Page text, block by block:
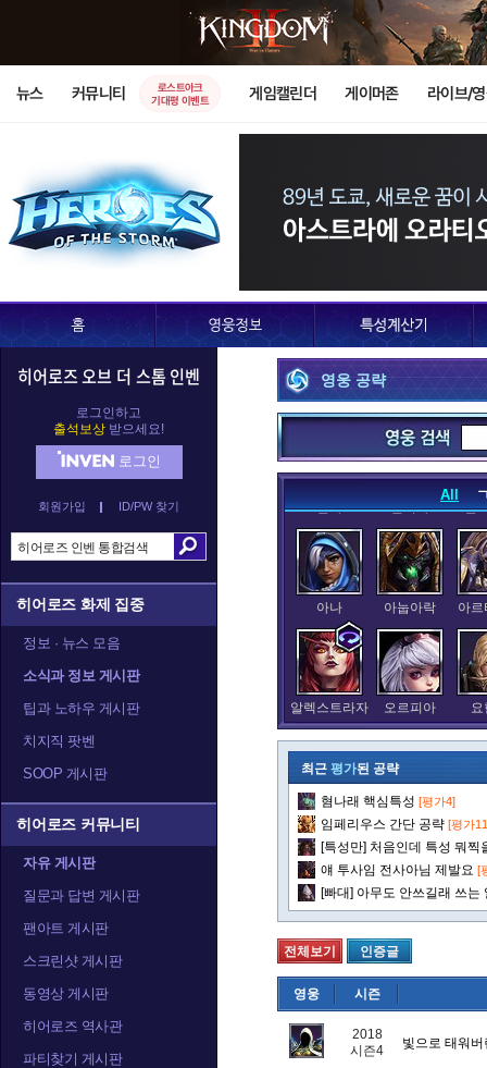
뉴스 커뮤니티
로스트아크
기대평 이벤트
게임캘린더 게이머존 라이브/
히어로즈 오브 더 스톰 인벤
로그인하고
출석보상 받으세요!
로그인
회원가입 ID/PW 찾기
히어로즈 화제 집중
정보 · 뉴스 모음
소식과 정보 게시판
팁과 노하우 게시판
치지직 팟벤
SOOP 게시판
히어로즈 커뮤니티
자유 게시판
질문과 답변 게시판
팬아트 게시판
스크린샷 게시판
동영상 게시판
히어로즈 역사관
파티찾기 게시판
영웅 공략
All
누더기 데스윙
레오릭 레이너 렉
발라 발리라 블
아나 아눕아락 아르
알렉스트라자 오르피아 요
정예타우렌 정크랫
카라짐 카시아 캘
트레이서 티란데 티
최근 평가된 공략
혐나래 핵심특성 [평가4]
임페리우스 간단 공략 [평가
[특성만] 처음인데 특성 뭐찍
얘 투사임 전사아님 제발요 [
[빠대] 아무도 안쓰길래 쓰는
전체보기 인증글
영웅 시즌
2018
시즌4
빛으로 태워